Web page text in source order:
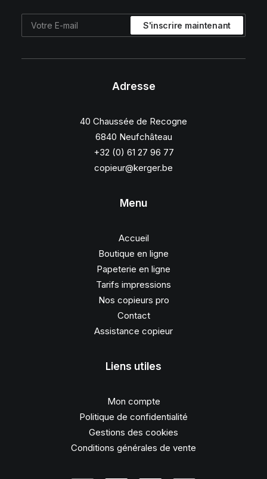
Adresse
40 Chaussée de Recogne
6840 Neufchâteau
+32 (0) 61 27 96 77
copieur@kerger.be
Menu
Accueil
Boutique en ligne
Papeterie en ligne
Tarifs impressions
Nos copieurs pro
Contact
Assistance copieur
Liens utiles
Mon compte
Politique de confidentialité
Gestions des cookies
Conditions générales de vente